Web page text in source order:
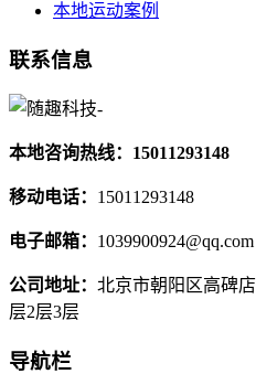
本地运动案例
联系信息
本地咨询热线：15011293148
移动电话： 15011293148
电子邮箱： 1039900924@qq.com
公司地址： 北京市朝阳区高碑
层2层3层
导航栏